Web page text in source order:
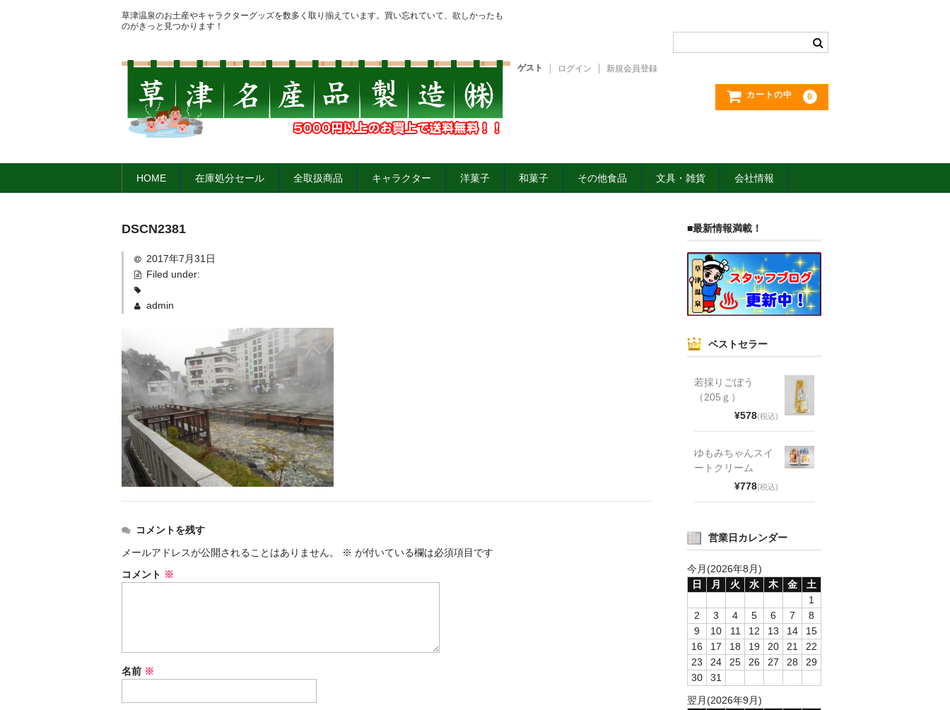
草津温泉のお土産やキャラクターグッズを数多く取り揃えています。買い忘れていて、欲しかったも
のがきっと見つかります！
ゲスト ログイン 新規会員登録
カートの中 0
HOME 在庫処分セール 全取扱商品 キャラクター 洋菓子 和菓子 その他食品 文具・雑貨 会社情報
DSCN2381
2017年7月31日
Filed under:
admin
コメントを残す
メールアドレスが公開されることはありません。
※ が付いている欄は必須項目です
コメント ※
名前 ※
■最新情報満載！
ベストセラー
若採りごぼう
（205ｇ）
¥578(税込)
ゆもみちゃんスイ
ートクリーム
¥778(税込)
営業日カレンダー
今月(2026年8月)
日
月 火 水 木 金
土
1
2
3 4 5 6 7
8
9
10 11 12 13 14
15
16
17 18 19 20 21
22
23
24 25 26 27 28
29
30
31
翌月(2026年9月)